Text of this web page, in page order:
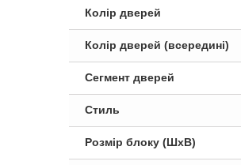
Колір дверей
Колір дверей (всередині)
Сегмент дверей
Стиль
Розмір блоку (ШxВ)